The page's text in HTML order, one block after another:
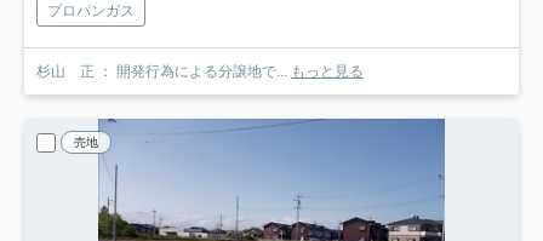
プロパンガス
杉山 正 ： 開発行為による分譲地で... もっと見る
売地